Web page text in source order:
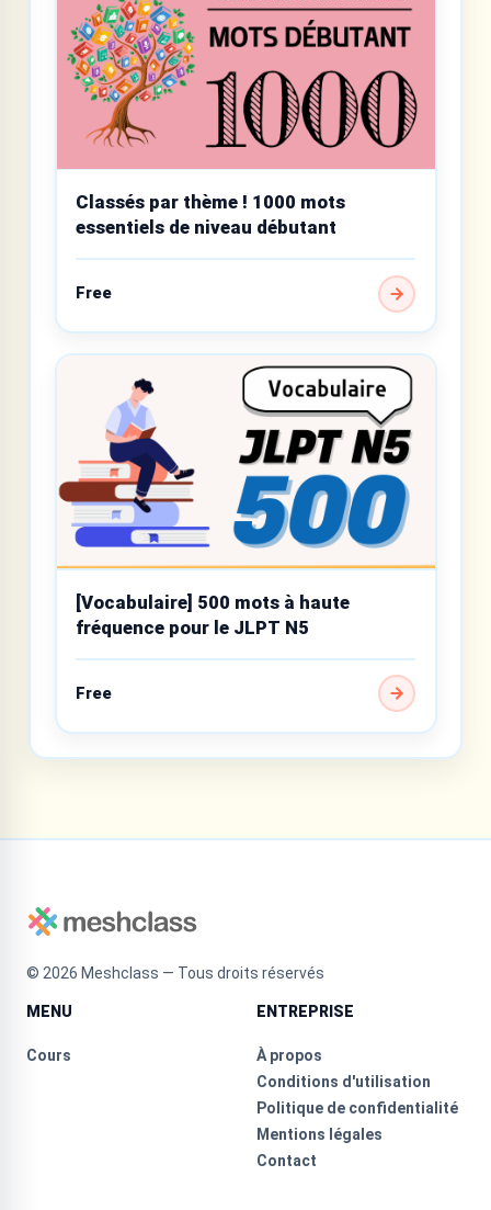
Classés par thème ! 1000 mots
essentiels de niveau débutant
Free
[Vocabulaire] 500 mots à haute
fréquence pour le JLPT N5
Free
© 2026 Meshclass — Tous droits réservés
MENU
Cours
ENTREPRISE
À propos
Conditions d'utilisation
Politique de confidentialité
Mentions légales
Contact